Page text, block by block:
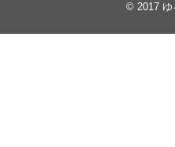
入
© 2017